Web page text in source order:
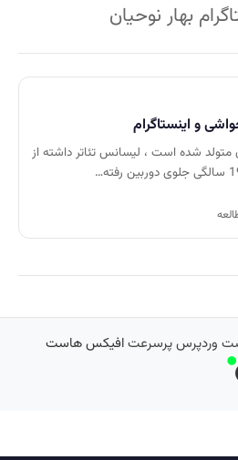
بهار نوحیان
و اینستاگرام
سال 56 در تهران متولد شده است ، لیسانس تئاتر داشته از
وردپرس پرسرعتافیکس هاست